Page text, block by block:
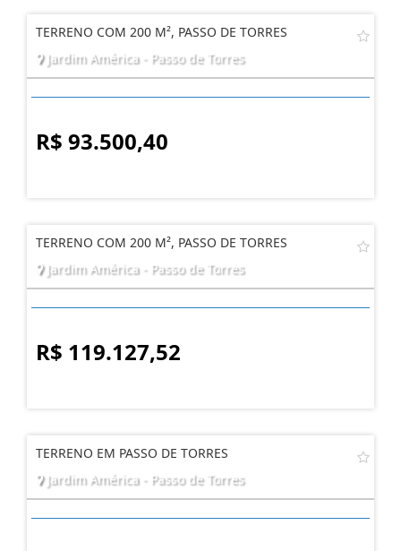
TERRENO COM 200 M², PASSO DE TORRES
Jardim América - Passo de Torres
R$ 93.500,40
TERRENO COM 200 M², PASSO DE TORRES
Jardim América - Passo de Torres
R$ 119.127,52
TERRENO EM PASSO DE TORRES
Jardim América - Passo de Torres